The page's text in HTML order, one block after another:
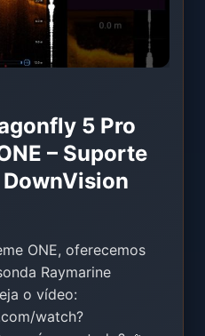
5 Pro
– Suporte
DownVision
ONE, oferecemos
Raymarine
o vídeo:
watch?